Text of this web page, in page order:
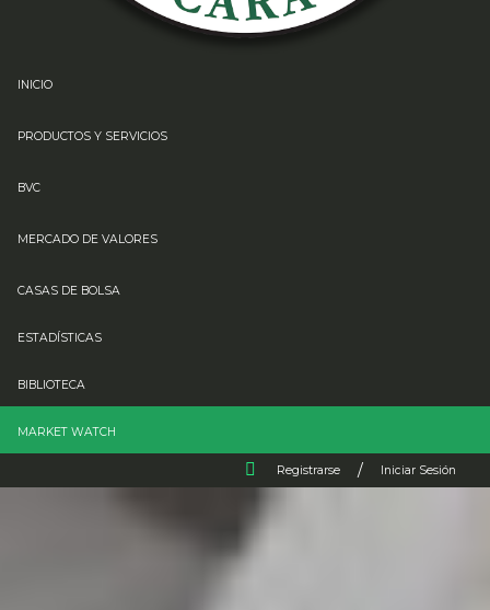
INICIO
PRODUCTOS Y SERVICIOS
BVC
MERCADO DE VALORES
CASAS DE BOLSA
ESTADÍSTICAS
BIBLIOTECA
MARKET WATCH
Registrarse / Iniciar Sesión